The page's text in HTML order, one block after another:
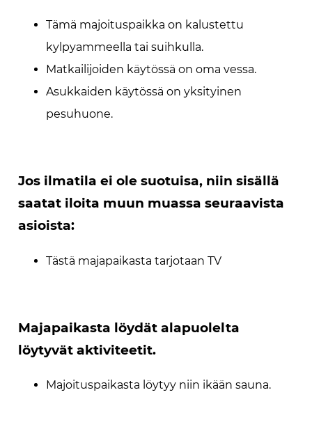
Tämä majoituspaikka on kalustettu
kylpyammeella tai suihkulla.
Matkailijoiden käytössä on oma vessa.
Asukkaiden käytössä on yksityinen
pesuhuone.
Jos ilmatila ei ole suotuisa, niin sisällä
saatat iloita muun muassa seuraavista
asioista:
Tästä majapaikasta tarjotaan TV
Majapaikasta löydät alapuolelta
löytyvät aktiviteetit.
Majoituspaikasta löytyy niin ikään sauna.